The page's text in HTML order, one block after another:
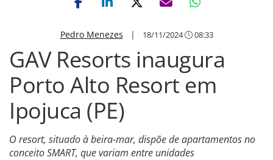
Pedro Menezes | 18/11/2024 08:33
GAV Resorts inaugura
Porto Alto Resort em
Ipojuca (PE)
O resort, situado à beira-mar, dispõe de apartamentos no
conceito SMART, que variam entre unidades